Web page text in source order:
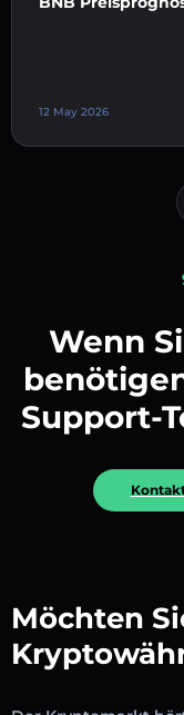
12 May 2026
Wenn
Support-
Möchten